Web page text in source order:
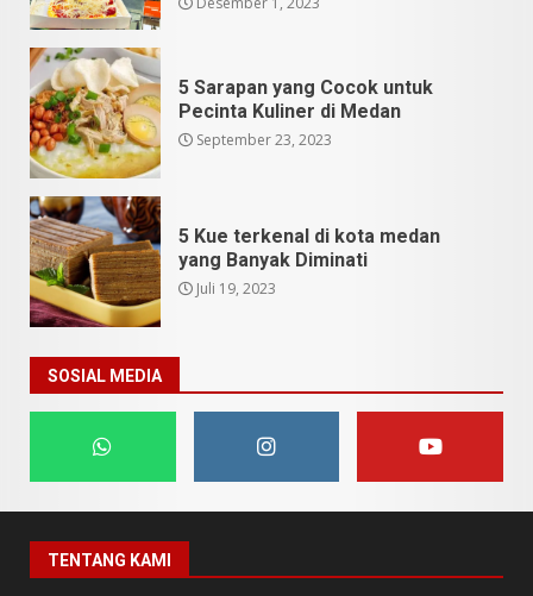
5 Sarapan yang Cocok untuk
Pecinta Kuliner di Medan
September 23, 2023
5 Kue terkenal di kota medan
yang Banyak Diminati
Juli 19, 2023
SOSIAL MEDIA
TENTANG KAMI